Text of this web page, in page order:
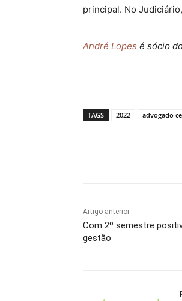
principal. No
André Lopes é sócio
TAGS 2022 advogado
Artigo anterior
Com 2º semestre
gestão